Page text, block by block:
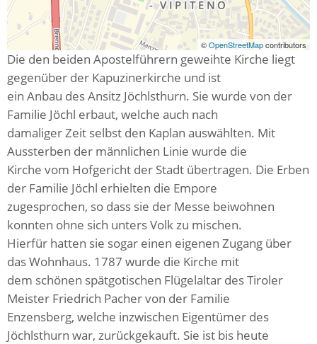
©OpenStreetMapcontributors
Die den beiden Apostelführern geweihte Kirche liegt
gegenüber der Kapuzinerkirche und ist
ein Anbau des Ansitz Jöchlsthurn. Sie wurde von der
Familie Jöchl erbaut, welche auch nach
damaliger Zeit selbst den Kaplan auswählten. Mit
Aussterben der männlichen Linie wurde die
Kirche vom Hofgericht der Stadt übertragen. Die Erben
der Familie Jöchl erhielten die Empore
zugesprochen, so dass sie der Messe beiwohnen
konnten ohne sich unters Volk zu mischen.
Hierfür hatten sie sogar einen eigenen Zugang über
das Wohnhaus. 1787 wurde die Kirche mit
dem schönen spätgotischen Flügelaltar des Tiroler
Meister Friedrich Pacher von der Familie
Enzensberg, welche inzwischen Eigentümer des
Jöchlsthurn war, zurückgekauft. Sie ist bis heute